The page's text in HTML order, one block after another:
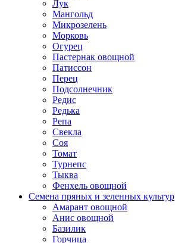
Лук
Мангольд
Микрозелень
Морковь
Огурец
Пастернак овощной
Патиссон
Перец
Подсолнечник
Редис
Редька
Репа
Свекла
Соя
Томат
Турнепс
Тыква
Фенхель овощной
Семена пряных и зеленных культур
Амарант овощной
Анис овощной
Базилик
Горчица